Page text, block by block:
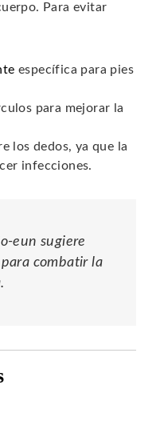
Para evitar
específica para pies
para mejorar la
los dedos, ya que la
infecciones.
eun sugiere
combatir la